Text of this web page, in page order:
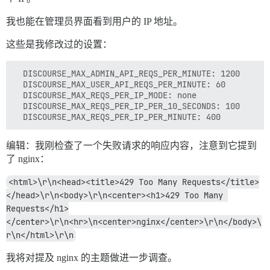
我也能在管理员界面看到用户的 IP 地址。
这些是我修改过的设置：
  DISCOURSE_MAX_ADMIN_API_REQS_PER_MINUTE: 1200
  DISCOURSE_MAX_USER_API_REQS_PER_MINUTE: 60
  DISCOURSE_MAX_REQS_PER_IP_MODE: none
  DISCOURSE_MAX_REQS_PER_IP_PER_10_SECONDS: 100
编辑：我刚检查了一个失败请求的响应内容，注意到它提到
了 nginx：
<html>\r\n<head><title>429 Too Many Requests</title>
</head>\r\n<body>\r\n<center><h1>429 Too Many
Requests</h1>
</center>\r\n<hr>\n<center>nginx</center>\r\n</body>\
r\n</html>\r\n
我将对提及 nginx 的主题做进一步调查。